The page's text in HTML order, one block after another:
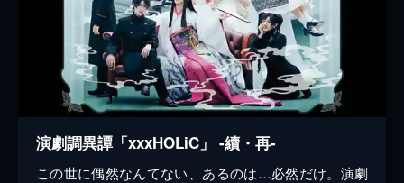
演劇調異譚「xxxHOLiC」 -續・再-
この世に偶然なんてない、あるのは…必然だけ。演劇